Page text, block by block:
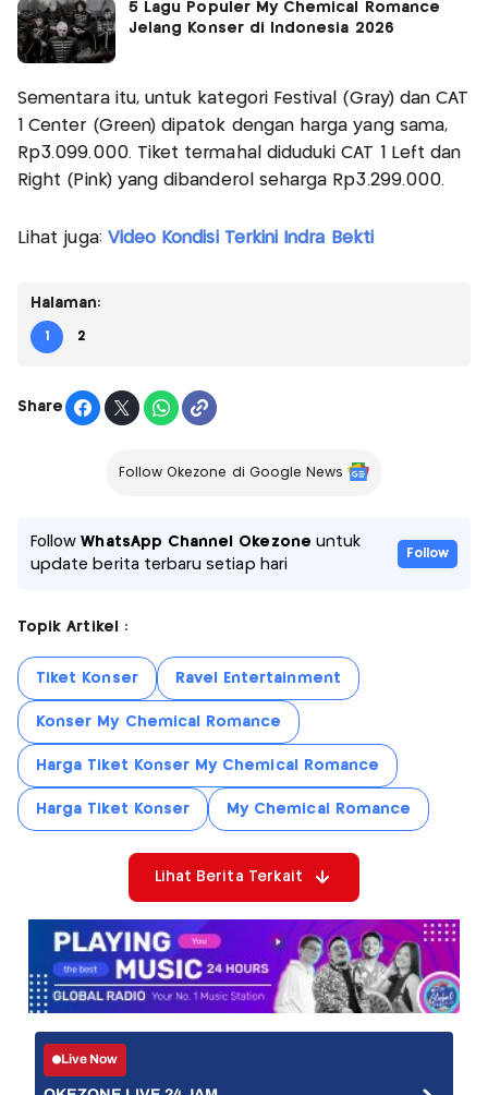
5 Lagu Populer My Chemical Romance
Jelang Konser di Indonesia 2026
Sementara itu, untuk kategori Festival (Gray) dan CAT
1 Center (Green) dipatok dengan harga yang sama,
Rp3.099.000. Tiket termahal diduduki CAT 1 Left dan
Right (Pink) yang dibanderol seharga Rp3.299.000.
Lihat juga: Video Kondisi Terkini Indra Bekti
Halaman:
1 2
Share
Follow Okezone di Google News
FollowWhatsApp Channel Okezone untuk
update berita terbaru setiap hari
Follow
Topik Artikel :
Tiket Konser Ravel Entertainment
Konser My Chemical Romance
Harga Tiket Konser My Chemical Romance
Harga Tiket Konser My Chemical Romance
Lihat Berita Terkait
Live Now